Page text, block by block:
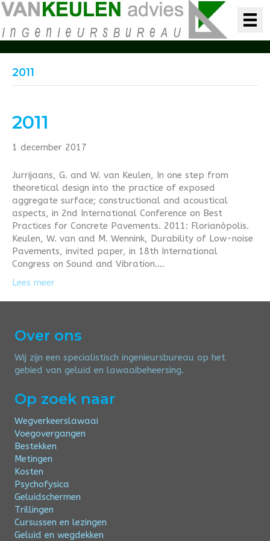
2011
2011
1 december 2017
Jurrijaans, G. and W. van Keulen, In one step from
theoretical design into the practice of exposed
aggregate surface; constructional and acoustical
aspects, in 2nd International Conference on Best
Practices for Concrete Pavements. 2011: Florianópolis.
Keulen, W. van and M. Wennink, Durability of Low-noise
Pavements, invited paper, in 18th International
Congress on Sound and Vibration.…
Lees meer
Over ons
Wij zijn een specialistisch ingenieursbureau op het
gebied van geluid en lawaaibeheersing.
Op zoek naar
Wegverkeerslawaai
Voegovergangen
Bestekken
Metingen
Kosten
Psychofysica
Geluidschermen
Trillingen
Cursussen en lezingen
Geluid en wegdekken